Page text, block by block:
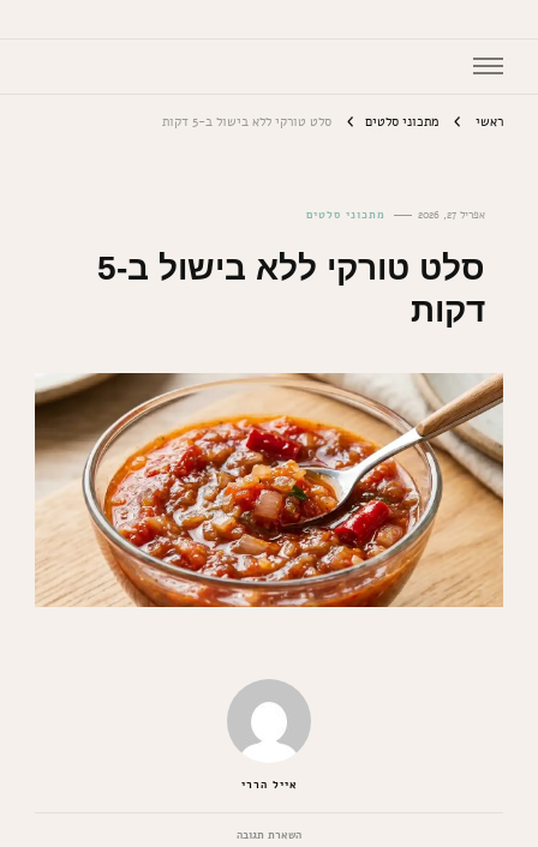
ראשי מתכוני סלטים סלט טורקי ללא בישול ב-5 דקות
אפריל 27, 2026 מתכוני סלטים
סלט טורקי ללא בישול ב-5
דקות
אייל הררי
השארת תגובהבנושא